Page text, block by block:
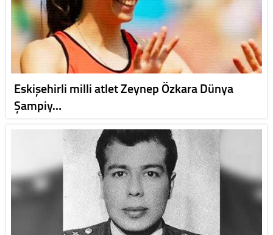
Eskişehirli milli atlet Zeynep Özkara Dünya
Şampiy…